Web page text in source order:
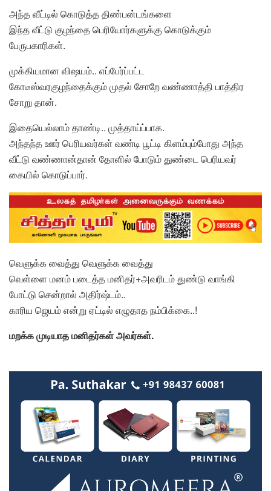
அந்த வீட்டில் கொடுத்த திண்பன்டங்களை
இந்த வீட்டு குழந்தை பெரியோர்களுக்கு கொடுக்கும்
பேருபகாரிகள்.
முக்கியமான விஷயம்.. எப்பேர்ப்பட்ட
கோடீஸ்வரகுழந்தைக்கும் முதல் சோறே வண்ணாத்தி பாத்திர
சோறு தான்.
இதையெல்லாம் தாண்டி.. முத்தாய்ப்பாக.
அந்தந்த ஊர் பெரியவர்கள் வண்டி பூட்டி கிளம்பும்போது அந்த
வீட்டு வண்ணான்தான் தோளில் போடும் துண்டை பெரியவர்
கையில் கொடுப்பார்.
வெளுக்க வைத்து வெளுக்க வைத்து
வெள்ளை மனம் படைத்த மனிதர்+அவரிடம் துண்டு வாங்கி
போட்டு சென்றால் அதிர்ஷ்டம்..
காரிய ஜெயம் என்று ஏட்டில் எழுதாத நம்பிக்கை..!
மறக்க முடியாத மனிதர்கள் அவர்கள்.